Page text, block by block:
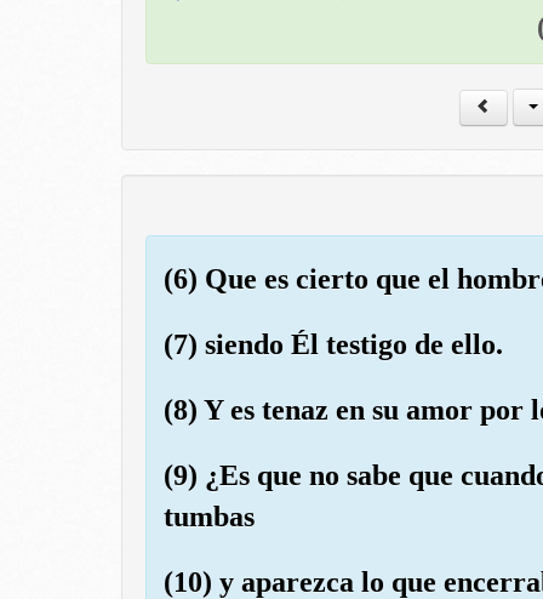
(6) Que es cierto que el
(7) siendo Él testigo de ello.
(8) Y es tenaz en su amor por
(9) ¿Es que no sabe que
tumbas
(10) y aparezca lo que